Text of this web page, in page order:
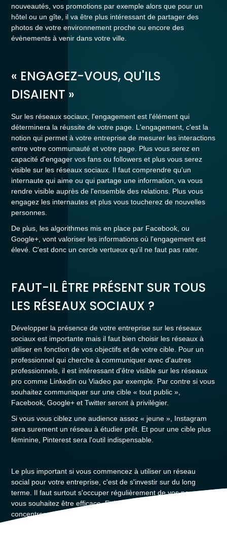
nouveautés, vos promotions par exemple alors que pour un
hôtel ou un gîte, il va être plus intéressant de partager des
photos de votre environnement proche ou encore des
évènements à venir dans votre ville.
« ENGAGEZ-VOUS, QU'ILS
DISAIENT »
Sur les réseaux sociaux, l'engagement est l'élément qui
déterminera la réussite de votre page. L'engagement, c'est la
notion qui permet à votre entreprise de mesurer les interactions
entre votre communauté et votre page. Plus vous serez en
capacité d'engager vos fans ou followers et plus vous serez
visible sur les réseaux sociaux. Il faut comprendre qu'un
internaute qui aime ou qui partage une information, va vous
rendre visible auprès de l'ensemble des relations. Plus vous
engagez les internautes et plus vous toucherez de nouvelles
personnes.
De plus, les algorithmes mis en place par Facebook, ou
Google+, vont valoriser les informations où l'engagement est
élevé. C'est donc un cercle vertueux qu'il ne faut pas rater.
FAUT-IL ÊTRE PRÉSENT SUR TOUS
LES RÉSEAUX SOCIAUX ?
Développer la présence de votre entreprise sur les réseaux
sociaux est importante mais il faut bien choisir les réseaux à
utiliser en fonction de vos objectifs et de votre cible. Pour un
professionnel qui cherche à communiquer avec d'autres
professionnels, il est intéressant d'être visible sur les réseaux
pro comme Linkedin ou Viadeo par exemple. Par contre si vous
souhaitez communiquer sur une cible « tout public »,
Facebook, Google+ et Twitter seront à privilégier.
Si vous vous ciblez une audience assez « jeune », Instagram
sera surement un réseau à étudier prêt. Et pour une cible plus
féminine, Pinterest sera l'outil indispensable.
Le plus important si vous commencez à utiliser un réseau
social pour votre entreprise, c'est de s'investir sur du long
terme. Il faut surtout s'occuper régulièrement de vos pages si
vous souhaitez être efficace. Et je vous conseille de plutôt vous
concentrer sur un ou deux